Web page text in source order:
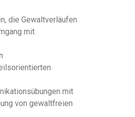
die Gewaltverläufen
mit
mit
von gewaltfreien